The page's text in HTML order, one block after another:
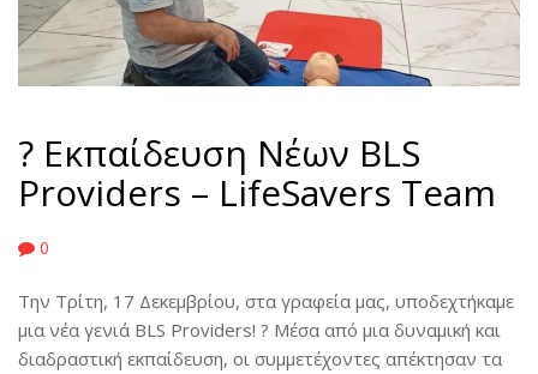
? Εκπαίδευση Νέων BLS
Providers – LifeSavers Team
0
Την Τρίτη, 17 Δεκεμβρίου, στα γραφεία μας, υποδεχτήκαμε
μια νέα γενιά BLS Providers! ? Μέσα από μια δυναμική και
διαδραστική εκπαίδευση, οι συμμετέχοντες απέκτησαν τα